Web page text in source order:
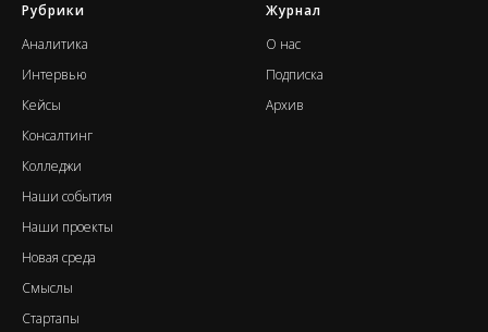
Рубрики
Аналитика
Интервью
Кейсы
Консалтинг
Колледжи
Наши события
Наши проекты
Новая среда
Смыслы
Стартапы
Журнал
О нас
Подписка
Архив